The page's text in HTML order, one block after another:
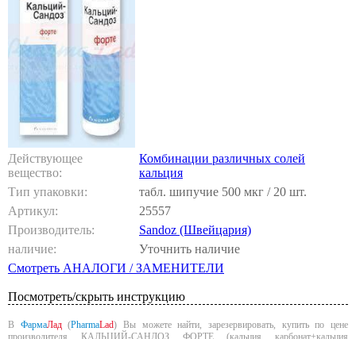
Действующее
вещество:
Комбинации различных солей
кальция
Тип упаковки:
табл. шипучие 500 мкг / 20 шт.
Артикул:
25557
Производитель:
Sandoz (Швейцария)
наличие:
Уточнить наличие
Смотреть АНАЛОГИ / ЗАМЕНИТЕЛИ
Посмотреть/скрыть инструкцию
В ФармаЛад(PharmaLad) Вы можете найти, зарезервировать, купить по цене